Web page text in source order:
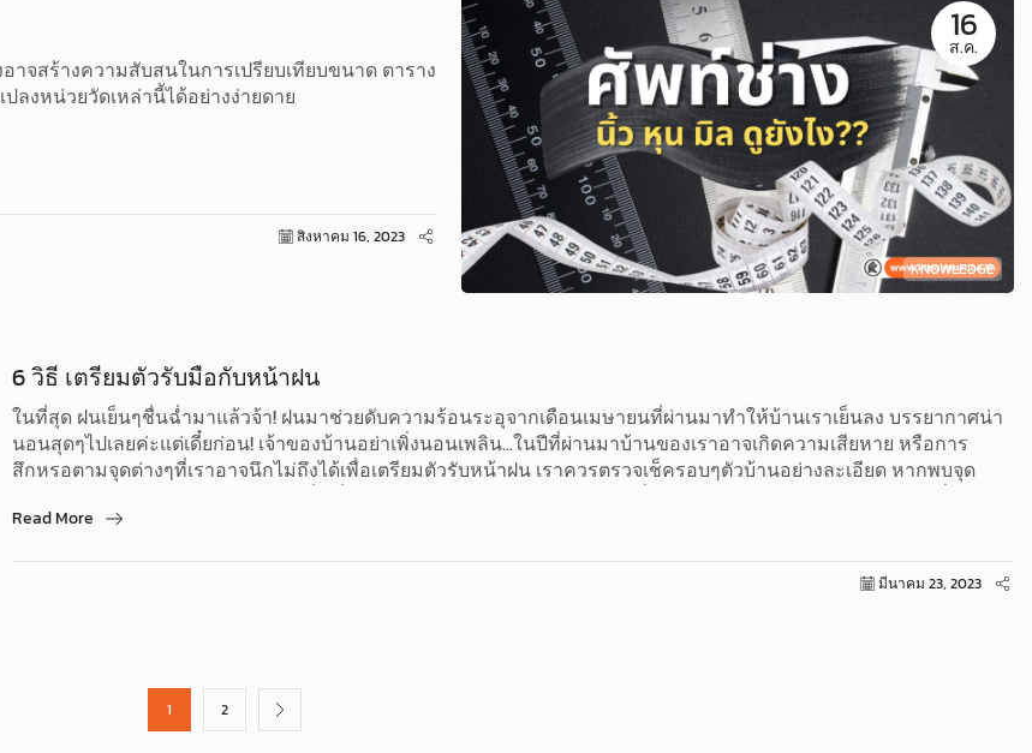
16
ส.ค.
KNOWLEDGE
จสร้างความสับสนในการเปรียบเทียบขนาด ตาราง
ลงหน่วยวัดเหล่านี้ได้อย่างง่ายดาย
สิงหาคม 16, 2023
6 วิธี เตรียมตัวรับมือกับหน้าฝน
ในที่สุด ฝนเย็นๆชื่นฉ่ำมาแล้วจ้า! ฝนมาช่วยดับความร้อนระอุจากเดือนเมษายนที่ผ่านมาทำให้บ้านเราเย็นลง บรรยากาศน่า
นอนสุดๆไปเลยค่ะแต่เดี๋ยก่อน! เจ้าของบ้านอย่าเพิ่งนอนเพลิน...ในปีที่ผ่านมาบ้านของเราอาจเกิดความเสียหาย หรือการ
สึกหรอตามจุดต่างๆที่เราอาจนึกไม่ถึงได้เพื่อเตรียมตัวรับหน้าฝน เราควรตรวจเช็ครอบๆตัวบ้านอย่างละเอียด หากพบจุด
ไหนดี? ไม่ต้องห่วงค่ะ วันนี้กิตติคุณ มีคำตอบให้
Read More
มีนาคม 23, 2023
1 2